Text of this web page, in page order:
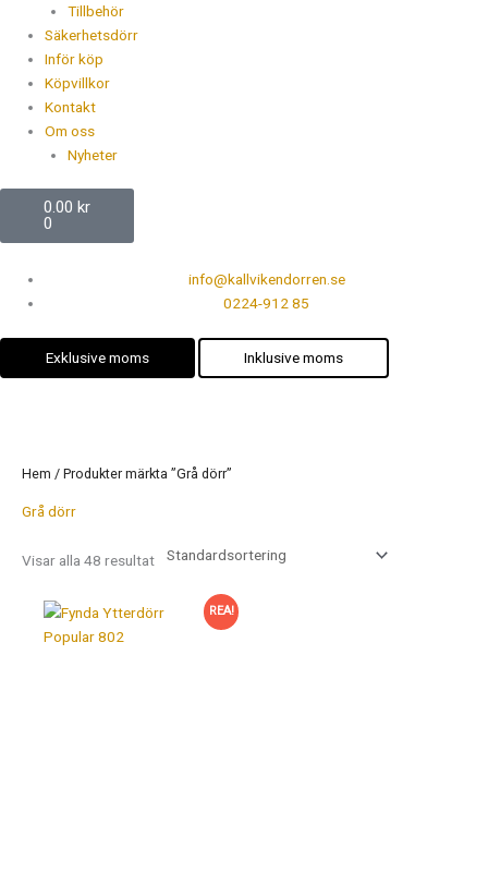
Tillbehör
Säkerhetsdörr
Inför köp
Köpvillkor
Kontakt
Om oss
Nyheter
0.00 kr
0
info@kallvikendorren.se
0224-912 85
Exklusive moms Inklusive moms
Hem / Produkter märkta ”Grå dörr”
Grå dörr
Visar alla 48 resultat
REA!